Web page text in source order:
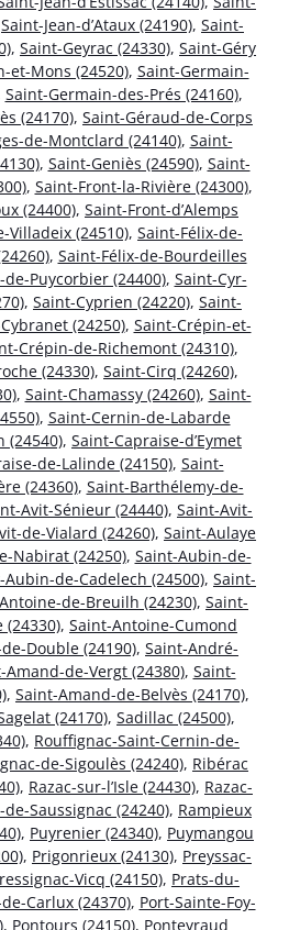
Saint-Jean-d’Ataux (24190), Saint-
, Saint-Geyrac (24330), Saint-Géry
et-Mons (24520), Saint-Germain-
Saint-Germain-des-Prés (24160),
(24170), Saint-Géraud-de-Corps
de-Montclard (24140), Saint-
, Saint-Geniès (24590), Saint-
, Saint-Front-la-Rivière (24300),
(24400), Saint-Front-d’Alemps
Villadeix (24510), Saint-Félix-de-
, Saint-Félix-de-Bourdeilles
Puycorbier (24400), Saint-Cyr-
, Saint-Cyprien (24220), Saint-
(24250), Saint-Crépin-et-
Crépin-de-Richemont (24310),
(24330), Saint-Cirq (24260),
, Saint-Chamassy (24260), Saint-
, Saint-Cernin-de-Labarde
(24540), Saint-Capraise-d’Eymet
de-Lalinde (24150), Saint-
(24360), Saint-Barthélemy-de-
Avit-Sénieur (24440), Saint-Avit-
de-Vialard (24260), Saint-Aulaye
Nabirat (24250), Saint-Aubin-de-
Aubin-de-Cadelech (24500), Saint-
de-Breuilh (24230), Saint-
(24330), Saint-Antoine-Cumond
Double (24190), Saint-André-
Amand-de-Vergt (24380), Saint-
, Saint-Amand-de-Belvès (24170),
(24170), Sadillac (24500),
, Rouffignac-Saint-Cernin-de-
de-Sigoulès (24240), Ribérac
, Razac-sur-l’Isle (24430), Razac-
de-Saussignac (24240), Rampieux
, Puyrenier (24340), Puymangou
, Prigonrieux (24130), Preyssac-
Vicq (24150), Prats-du-
Carlux (24370), Port-Sainte-Foy-
, Pontours (24150), Ponteyraud